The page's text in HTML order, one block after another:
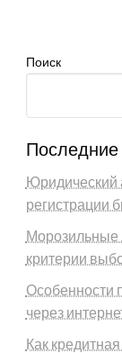
Поиск
Последние
Юридический
регистрации
Морозильные
критерии
Особенности
через
Как